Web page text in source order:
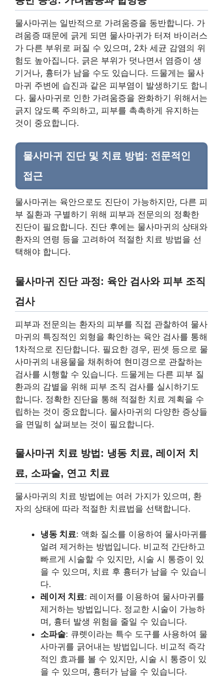
물사마귀는 일반적으로 가려움증을 동반합니다. 가
려움증 때문에 긁게 되면 물사마귀가 터져 바이러스
가 다른 부위로 퍼질 수 있으며, 2차 세균 감염의 위
험도 높아집니다. 긁은 부위가 덧나면서 염증이 생
기거나, 흉터가 남을 수도 있습니다. 드물게는 물사
마귀 주변에 습진과 같은 피부염이 발생하기도 합니
다. 물사마귀로 인한 가려움증을 완화하기 위해서는
긁지 않도록 주의하고, 피부를 촉촉하게 유지하는
것이 중요합니다.
물사마귀 진단 및 치료 방법: 전문적인
접근
물사마귀는 육안으로도 진단이 가능하지만, 다른 피
부 질환과 구별하기 위해 피부과 전문의의 정확한
진단이 필요합니다. 진단 후에는 물사마귀의 상태와
환자의 연령 등을 고려하여 적절한 치료 방법을 선
택해야 합니다.
물사마귀 진단 과정: 육안 검사와 피부 조직
검사
피부과 전문의는 환자의 피부를 직접 관찰하여 물사
마귀의 특징적인 외형을 확인하는 육안 검사를 통해
1차적으로 진단합니다. 필요한 경우, 핀셋 등으로 물
사마귀의 내용물을 채취하여 현미경으로 관찰하는
검사를 시행할 수 있습니다. 드물게는 다른 피부 질
환과의 감별을 위해 피부 조직 검사를 실시하기도
합니다. 정확한 진단을 통해 적절한 치료 계획을 수
립하는 것이 중요합니다. 물사마귀의 다양한 증상들
을 면밀히 살펴보는 것이 필요합니다.
물사마귀 치료 방법: 냉동 치료, 레이저 치
료, 소파술, 연고 치료
물사마귀의 치료 방법에는 여러 가지가 있으며, 환
자의 상태에 따라 적절한 치료법을 선택합니다.
냉동 치료: 액화 질소를 이용하여 물사마귀를
얼려 제거하는 방법입니다. 비교적 간단하고
빠르게 시술할 수 있지만, 시술 시 통증이 있
을 수 있으며, 치료 후 흉터가 남을 수 있습니
다.
레이저 치료: 레이저를 이용하여 물사마귀를
제거하는 방법입니다. 정교한 시술이 가능하
며, 흉터 발생 위험을 줄일 수 있습니다.
소파술: 큐렛이라는 특수 도구를 사용하여 물
사마귀를 긁어내는 방법입니다. 비교적 즉각
적인 효과를 볼 수 있지만, 시술 시 통증이 있
을 수 있으며, 흉터가 남을 수 있습니다.